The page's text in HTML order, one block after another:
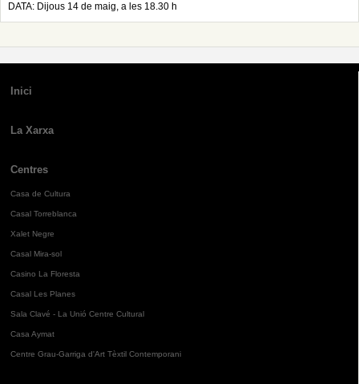
DATA: Dijous 14 de maig, a les 18.30 h
Inici
La Xarxa
Centres
Casa de Cultura
Casal Torreblanca
Xalet Negre
Casal Mira-sol
Casino La Floresta
Casal Les Planes
Sala Clavé - La Unió Centre Cultural
Casa Aymat
Centre Grau-Garriga d'Art Tèxtil Contemporani